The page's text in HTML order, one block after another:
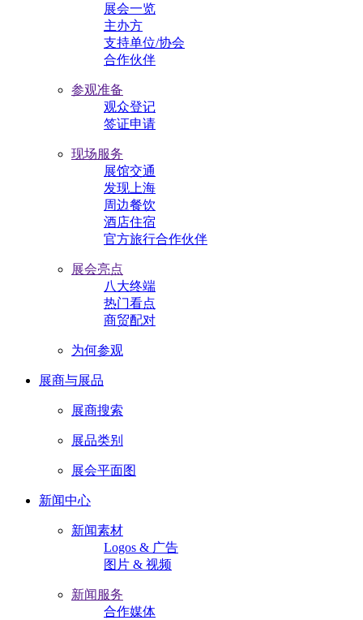
展会一览
主办方
支持单位/协会
合作伙伴
参观准备
观众登记
签证申请
现场服务
展馆交通
发现上海
周边餐饮
酒店住宿
官方旅行合作伙伴
展会亮点
八大终端
热门看点
商贸配对
为何参观
展商与展品
展商搜索
展品类别
展会平面图
新闻中心
新闻素材
Logos & 广告
图片 & 视频
新闻服务
合作媒体